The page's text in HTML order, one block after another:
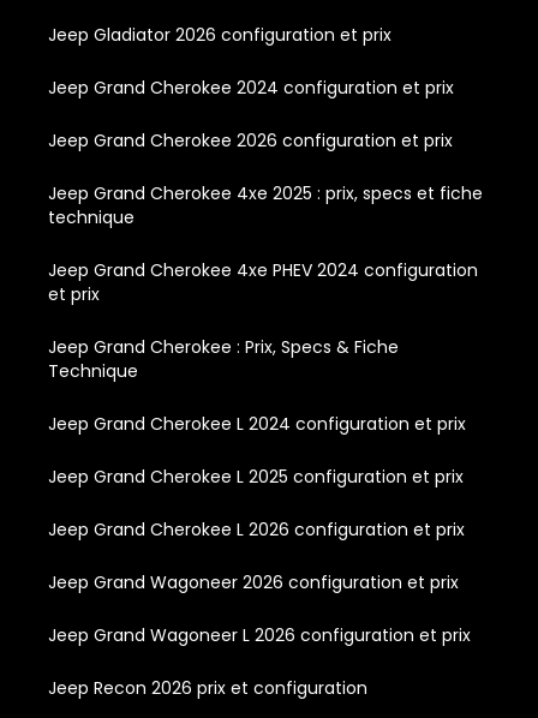
Jeep Gladiator 2026 configuration et prix
Jeep Grand Cherokee 2024 configuration et prix
Jeep Grand Cherokee 2026 configuration et prix
Jeep Grand Cherokee 4xe 2025 : prix, specs et fiche
technique
Jeep Grand Cherokee 4xe PHEV 2024 configuration
et prix
Jeep Grand Cherokee : Prix, Specs & Fiche
Technique
Jeep Grand Cherokee L 2024 configuration et prix
Jeep Grand Cherokee L 2025 configuration et prix
Jeep Grand Cherokee L 2026 configuration et prix
Jeep Grand Wagoneer 2026 configuration et prix
Jeep Grand Wagoneer L 2026 configuration et prix
Jeep Recon 2026 prix et configuration